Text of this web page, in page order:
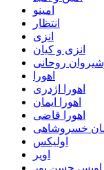
امینو
انتظار
انزی
انزی و کیان
روحانی
اهورا
اهورا اژدری
اهورا ایمان
اهورا قاضی
خسروشاهی
اولیکس
اویر
اویس حسن پور